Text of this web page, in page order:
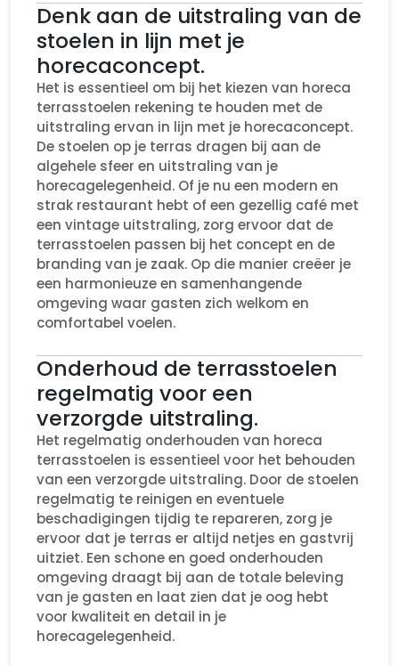
Denk aan de uitstraling van de
stoelen in lijn met je
horecaconcept.
Het is essentieel om bij het kiezen van horeca
terrasstoelen rekening te houden met de
uitstraling ervan in lijn met je horecaconcept.
De stoelen op je terras dragen bij aan de
algehele sfeer en uitstraling van je
horecagelegenheid. Of je nu een modern en
strak restaurant hebt of een gezellig café met
een vintage uitstraling, zorg ervoor dat de
terrasstoelen passen bij het concept en de
branding van je zaak. Op die manier creëer je
een harmonieuze en samenhangende
omgeving waar gasten zich welkom en
comfortabel voelen.
Onderhoud de terrasstoelen
regelmatig voor een
verzorgde uitstraling.
Het regelmatig onderhouden van horeca
terrasstoelen is essentieel voor het behouden
van een verzorgde uitstraling. Door de stoelen
regelmatig te reinigen en eventuele
beschadigingen tijdig te repareren, zorg je
ervoor dat je terras er altijd netjes en gastvrij
uitziet. Een schone en goed onderhouden
omgeving draagt bij aan de totale beleving
van je gasten en laat zien dat je oog hebt
voor kwaliteit en detail in je
horecagelegenheid.